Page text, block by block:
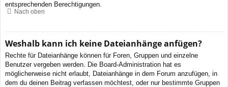
entsprechenden Berechtigungen.
Nach oben
Weshalb kann ich keine Dateianhänge anfügen?
Rechte für Dateianhänge können für Foren, Gruppen und einzelne
Benutzer vergeben werden. Die Board-Administration hat es
möglicherweise nicht erlaubt, Dateianhänge in dem Forum anzufügen, in
dem du deinen Beitrag verfassen möchtest, oder nur bestimmte Gruppen